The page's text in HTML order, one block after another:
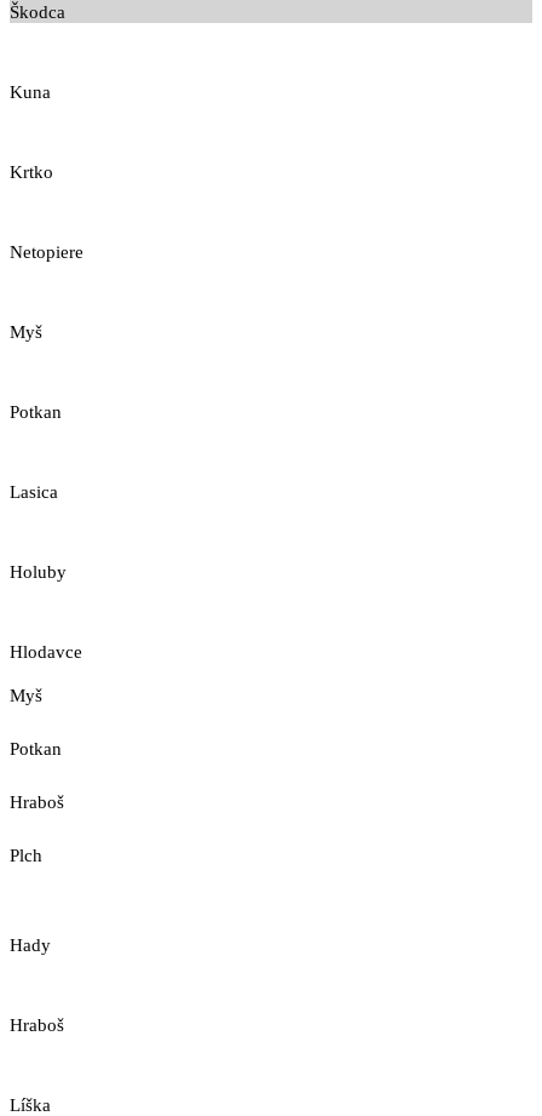
Škodca
Kuna
Krtko
Netopiere
Myš
Potkan
Lasica
Holuby
Hlodavce
Myš
Potkan
Hraboš
Plch
Hady
Hraboš
Líška